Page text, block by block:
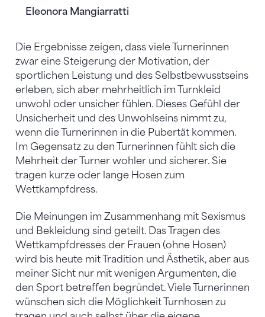
Eleonora Mangiarratti
Die Ergebnisse zeigen, dass viele Turnerinnen
zwar eine Steigerung der Motivation, der
sportlichen Leistung und des Selbstbewusstseins
erleben, sich aber mehrheitlich im Turnkleid
unwohl oder unsicher fühlen. Dieses Gefühl der
Unsicherheit und des Unwohlseins nimmt zu,
wenn die Turnerinnen in die Pubertät kommen.
Im Gegensatz zu den Turnerinnen fühlt sich die
Mehrheit der Turner wohler und sicherer. Sie
tragen kurze oder lange Hosen zum
Wettkampfdress.
Die Meinungen im Zusammenhang mit Sexismus
und Bekleidung sind geteilt. Das Tragen des
Wettkampfdresses der Frauen (ohne Hosen)
wird bis heute mit Tradition und Ästhetik, aber aus
meiner Sicht nur mit wenigen Argumenten, die
den Sport betreffen begründet. Viele Turnerinnen
wünschen sich die Möglichkeit Turnhosen zu